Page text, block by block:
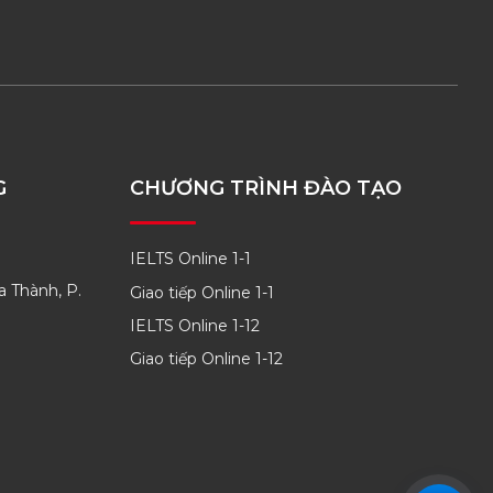
Thành, P.
CHƯƠNG TRÌNH ĐÀO TẠO
IELTS Online 1-1
Giao tiếp Online 1-1
IELTS Online 1-12
Giao tiếp Online 1-12